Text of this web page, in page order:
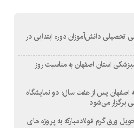
تحصیلی دانش‌آموزان دوره ابتدایی در
استان اصفهان به مناسبت روز
پس از هفت سال؛ دو نمایشگاه
برگزار می‌شود
ورق گرم فولادمبارکه به پروژه های